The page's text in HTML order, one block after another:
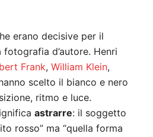
erano decisive per il
d’autore. Henri
Frank, William Klein,
scelto il bianco e nero
ritmo e luce.
astrarre: il soggetto
rosso” ma “quella forma